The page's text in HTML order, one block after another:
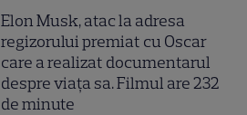
Elon Musk, atac la adresa
regizorului premiat cu Oscar
care a realizat documentarul
despre viața sa. Filmul are 232
de minute